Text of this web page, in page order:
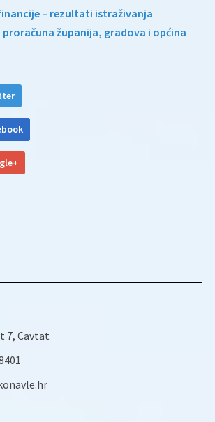
– rezultati istraživanja
županija, gradova i općina
7, Cavtat